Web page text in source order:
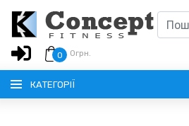
0 0грн.
КАТЕГОРІЇ